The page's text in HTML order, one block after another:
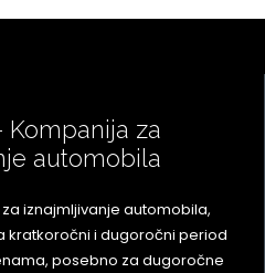
Kompanija za
automobila
iznajmljivanje automobila,
kratkoročni i dugoročni period
posebno za dugoročne